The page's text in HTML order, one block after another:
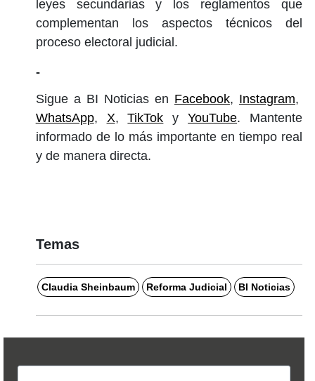
leyes secundarias y los reglamentos que
complementan los aspectos técnicos del
proceso electoral judicial.
-
Sigue a BI Noticias en Facebook, Instagram,
WhatsApp, X,TikTok yYouTube. Mantente
informado de lo más importante en tiempo real
y de manera directa.
Temas
Claudia Sheinbaum Reforma Judicial BI Noticias